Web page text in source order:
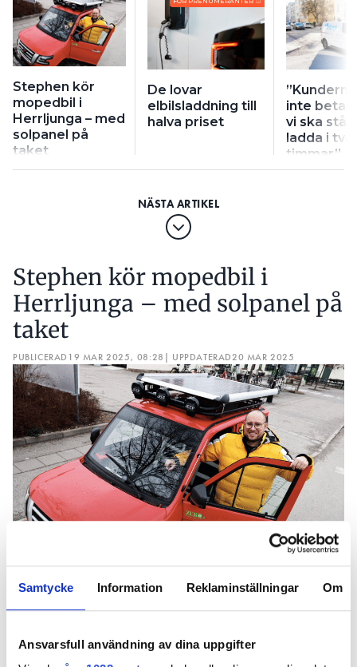
Samtycke Information Reklaminställningar Om
Ansvarsfull användning av dina uppgifter
Stephen kör
mopedbil i
Herrljunga – med
solpanel på
taket
De lovar
elbilsladdning till
halva priset
inte
vi ska stå
ladda i två
timmar”
Stephen kör mopedbil i
Herrljunga – med solpanel på
taket
PUBLICERAD 19 MAR 2025, 08:28 | UPPDATERAD20 MAR 2025
Stephen York från Herrljunga införskaffade